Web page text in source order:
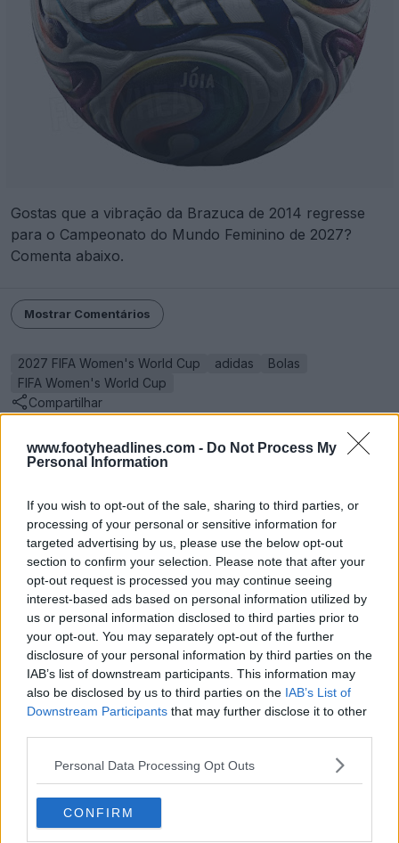
www.footyheadlines.com - Do Not Process My
Personal Information
If you wish to opt-out of the sale, sharing to third parties, or
processing of your personal or sensitive information for
targeted advertising by us, please use the below opt-out
section to confirm your selection. Please note that after your
opt-out request is processed you may continue seeing
interest-based ads based on personal information utilized by
us or personal information disclosed to third parties prior to
your opt-out. You may separately opt-out of the further
disclosure of your personal information by third parties on the
IAB’s list of downstream participants. This information may
also be disclosed by us to third parties on the IAB’s List of
Downstream Participants that may further disclose it to other
Personal Data Processing Opt Outs
CONFIRM
Gostas que a vibração da Brazuca de 2014 regresse
para o Campeonato do Mundo Feminino de 2027?
Comenta abaixo.
Mostrar Comentários
2027 FIFA Women's World Cup adidas
Bolas
FIFA Women's World Cup
Compartilhar
Legado dos ténis - Arquivo de chuteiras de
futebol
OFICIAL Sneaker Legacy